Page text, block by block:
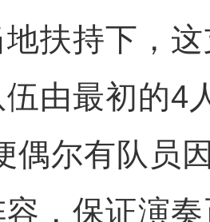
持下，这
由最初的4
偶尔有队员
，保证演